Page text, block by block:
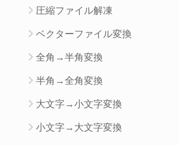
圧縮ファイル解凍
ベクターファイル変換
全角→半角変換
半角→全角変換
大文字→小文字変換
小文字→大文字変換